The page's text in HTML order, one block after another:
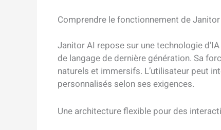
Comprendre le fonctionnement de
Janitor AI repose sur une technologie
de langage de dernière génération. Sa
naturels et immersifs. L’utilisateur peut
personnalisés selon ses exigences.
Une architecture flexible pour des